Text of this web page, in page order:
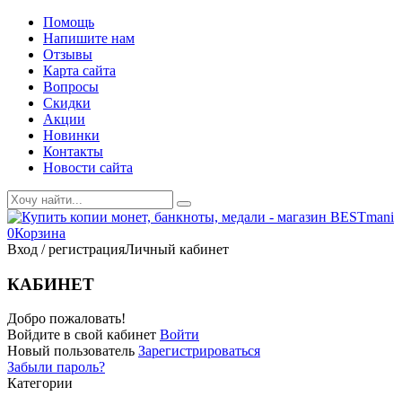
Помощь
Напишите нам
Отзывы
Карта сайта
Вопросы
Скидки
Акции
Новинки
Контакты
Новости сайта
0Корзина
Вход / регистрацияЛичный кабинет
КАБИНЕТ
Добро пожаловать!
Войдите в свой кабинет Войти
Новый пользователь Зарегистрироваться
Забыли пароль?
Категории